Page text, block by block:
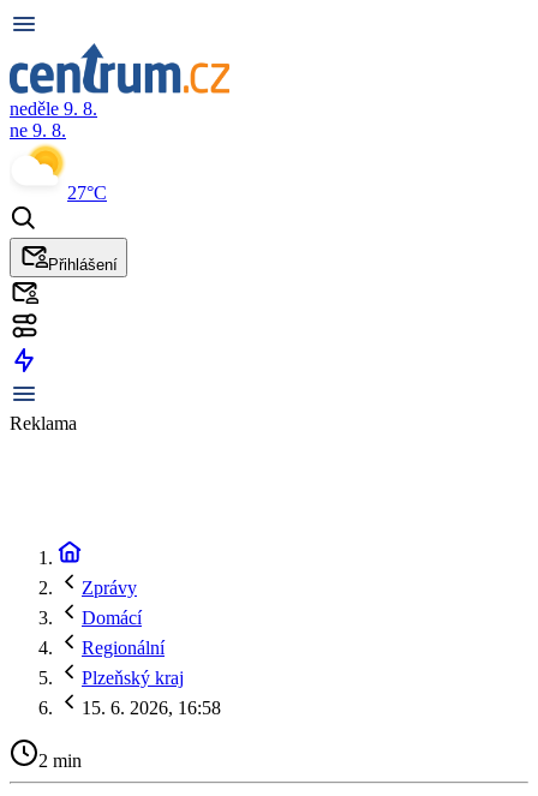
neděle 9. 8.
ne 9. 8.
27°C
Přihlášení
Reklama
Zprávy
Domácí
Regionální
Plzeňský kraj
15. 6. 2026, 16:58
2 min